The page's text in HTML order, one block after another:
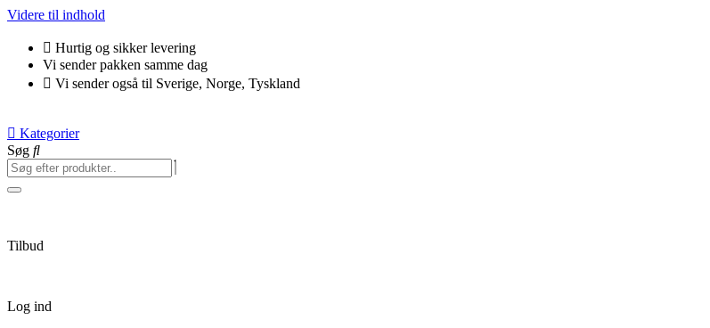
Videre til indhold
Hurtig og sikker levering
Vi sender pakken samme dag
Vi sender også til Sverige, Norge, Tyskland
Kategorier
Søg
Tilbud
Log ind